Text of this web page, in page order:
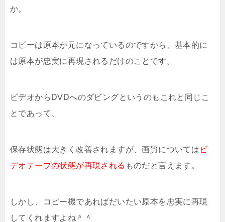
か。
コピーは原本が元になっているのですから、基本的に
は原本が忠実に再現されるだけのことです。
ビデオからDVDへのダビングというのもこれと同じこ
とであって、
保存状態は大きく改善されますが、画質については ビ
デオテープの状態が再現される ものだと言えます。
しかし、コピー機であればだいたい原本を忠実に再現
してくれますよね＾＾